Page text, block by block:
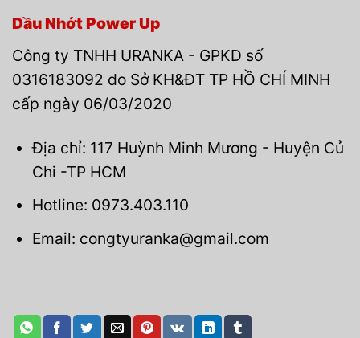
Dầu Nhớt Power Up
Công ty TNHH URANKA - GPKD số
0316183092 do Sở KH&ĐT TP HỒ CHÍ MINH
cấp ngày 06/03/2020
Địa chỉ: 117 Huỳnh Minh Mương - Huyện Củ
Chi -TP HCM
Hotline: 0973.403.110
Email: congtyuranka@gmail.com